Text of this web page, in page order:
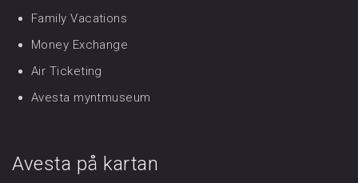
Family Vacations
Money Exchange
Air Ticketing
Avesta myntmuseum
Avesta på kartan